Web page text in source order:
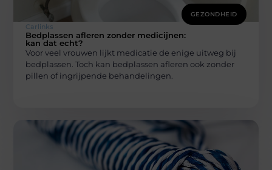
GEZONDHEID
Carlinks
Bedplassen afleren zonder medicijnen:
kan dat echt?
Voor veel vrouwen lijkt medicatie de enige uitweg bij
bedplassen. Toch kan bedplassen afleren ook zonder
pillen of ingrijpende behandelingen.